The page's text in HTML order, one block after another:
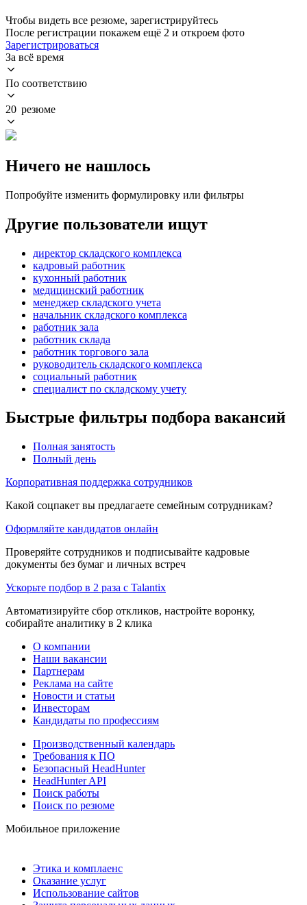
Чтобы видеть все резюме, зарегистрируйтесь
После регистрации покажем ещё 2 и откроем фото
Зарегистрироваться
За всё время
По соответствию
20 резюме
Ничего не нашлось
Попробуйте изменить формулировку или фильтры
Другие пользователи ищут
директор складского комплекса
кадровый работник
кухонный работник
медицинский работник
менеджер складского учета
начальник складского комплекса
работник зала
работник склада
работник торгового зала
руководитель складского комплекса
социальный работник
специалист по складскому учету
Быстрые фильтры подбора вакансий
Полная занятость
Полный день
Корпоративная поддержка сотрудников
Какой соцпакет вы предлагаете семейным сотрудникам?
Оформляйте кандидатов онлайн
Проверяйте сотрудников и подписывайте кадровые
документы без бумаг и личных встреч
Ускорьте подбор в 2 раза с Talantix
Автоматизируйте сбор откликов, настройте воронку,
собирайте аналитику в 2 клика
О компании
Наши вакансии
Партнерам
Реклама на сайте
Новости и статьи
Инвесторам
Кандидаты по профессиям
Производственный календарь
Требования к ПО
Безопасный HeadHunter
HeadHunter API
Поиск работы
Поиск по резюме
Мобильное приложение
Этика и комплаенс
Оказание услуг
Использование сайтов